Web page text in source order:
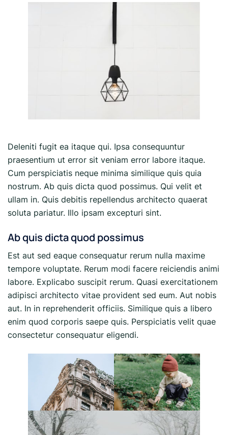
Deleniti fugit ea itaque qui. Ipsa consequuntur
praesentium ut error sit veniam error labore itaque.
Cum perspiciatis neque minima similique quis quia
nostrum. Ab quis dicta quod possimus. Qui velit et
ullam in. Quis debitis repellendus architecto quaerat
soluta pariatur. Illo ipsam excepturi sint.
Ab quis dicta quod possimus
Est aut sed eaque consequatur rerum nulla maxime
tempore voluptate. Rerum modi facere reiciendis animi
labore. Explicabo suscipit rerum. Quasi exercitationem
adipisci architecto vitae provident sed eum. Aut nobis
aut. In in reprehenderit officiis. Similique quis a libero
enim quod corporis saepe quis. Perspiciatis velit quae
consectetur consequatur eligendi.